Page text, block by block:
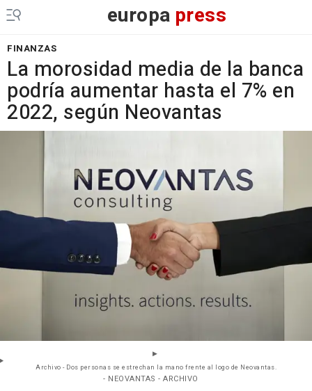
europa press
FINANZAS
La morosidad media de la banca
podría aumentar hasta el 7% en
2022, según Neovantas
Archivo - Dos personas se estrechan la mano frente al logo de Neovantas.
- NEOVANTAS - ARCHIVO